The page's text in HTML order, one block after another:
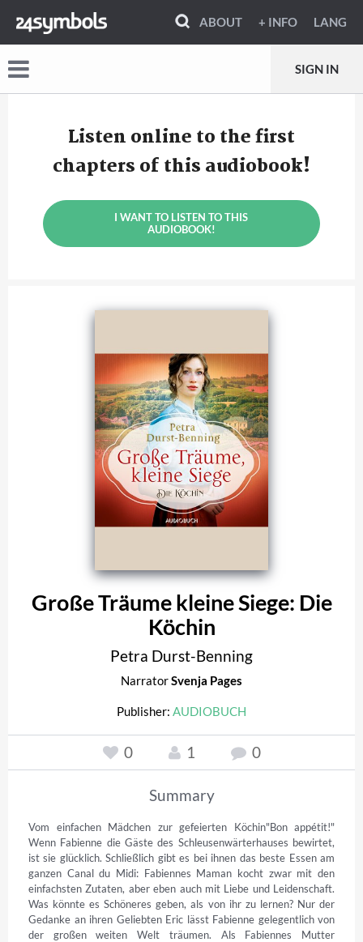
ABOUT + INFO LANG
SIGN IN
Listen online to the first
chapters of this audiobook!
I WANT TO LISTEN TO THIS
AUDIOBOOK!
Große Träume kleine Siege: Die
Köchin
Petra Durst-Benning
NarratorSvenja Pages
Publisher: AUDIOBUCH
0 1 0
Summary
Vom einfachen Mädchen zur gefeierten Köchin"Bon appétit!"
Wenn Fabienne die Gäste des Schleusenwärterhauses bewirtet,
ist sie glücklich. Schließlich gibt es bei ihnen das beste Essen am
ganzen Canal du Midi: Fabiennes Maman kocht zwar mit den
einfachsten Zutaten, aber eben auch mit Liebe und Leidenschaft.
Was könnte es Schöneres geben, als von ihr zu lernen? Nur der
Gedanke an ihren Geliebten Eric lässt Fabienne gelegentlich von
der großen weiten Welt träumen. Als Fabiennes Mutter